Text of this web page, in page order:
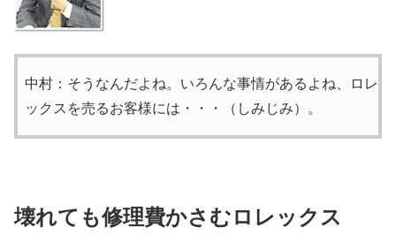
中村：そうなんだよね。いろんな事情があるよね、ロレ
ックスを売るお客様には・・・（しみじみ）。
壊れても修理費かさむロレックス